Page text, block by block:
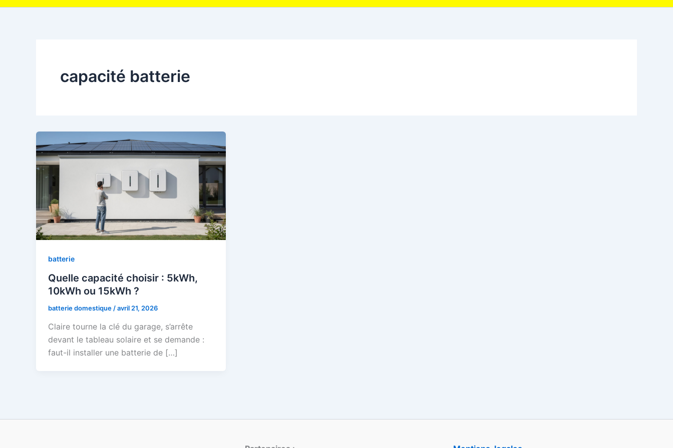
capacité batterie
batterie
Quelle capacité choisir : 5kWh,
10kWh ou 15kWh ?
batterie domestique /avril 21, 2026
Claire tourne la clé du garage, s’arrête
devant le tableau solaire et se demande :
faut-il installer une batterie de […]